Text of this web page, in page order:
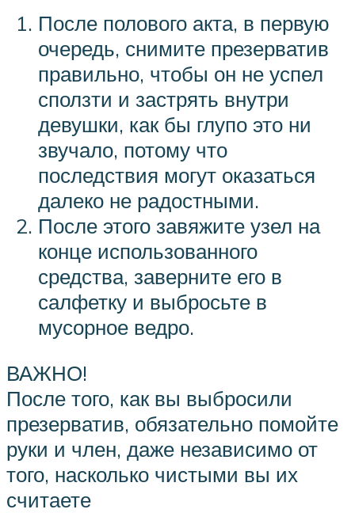
После полового акта, в первую
очередь, снимите презерватив
правильно, чтобы он не успел
сползти и застрять внутри
девушки, как бы глупо это ни
звучало, потому что
последствия могут оказаться
далеко не радостными.
После этого завяжите узел на
конце использованного
средства, заверните его в
салфетку и выбросьте в
мусорное ведро.
ВАЖНО!
После того, как вы выбросили
презерватив, обязательно помойте
руки и член, даже независимо от
того, насколько чистыми вы их
считаете